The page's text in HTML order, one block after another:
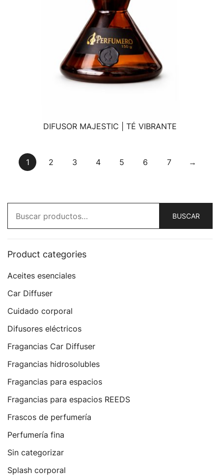
VISTA RÁPIDA
DIFUSOR MAJESTIC | TÉ VIBRANTE
1 2 3 4 5 6 7 →
BUSCAR
Product categories
Aceites esenciales
Car Diffuser
Cuidado corporal
Difusores eléctricos
Fragancias Car Diffuser
Fragancias hidrosolubles
Fragancias para espacios
Fragancias para espacios REEDS
Frascos de perfumería
Perfumería fina
Sin categorizar
Splash corporal